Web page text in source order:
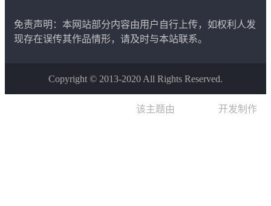
免责声明：本网站部分内容由用户自行上传，如权利人发
现存在误传其作品情形，请及时与本站联系。
Copyright © 2013-2020 All Rights Reserved.
该主题由 开发制作